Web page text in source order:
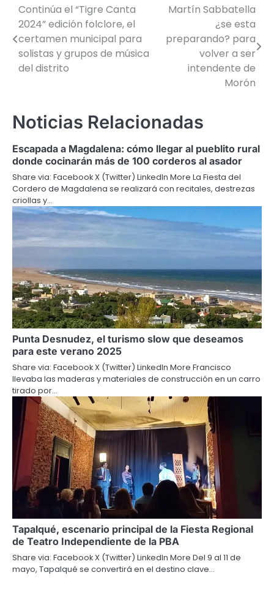
Navegación
de
entradas
Continúa el “Tigre Canta
2024” edición folclore, el
certamen municipal para
solistas y grupos de música
del distrito
Martín Sabbatella
¿se esta
preparando? para
volver a ser
intendente de
Morón
Noticias Relacionadas
Escapada a Magdalena: cómo llegar al pueblito rural
donde cocinarán más de 100 corderos al asador
Share via: Facebook X (Twitter) LinkedIn More La Fiesta del
Cordero de Magdalena se realizará con recitales, destrezas
criollas y…
Punta Desnudez, el turismo slow que deseamos
para este verano 2025
Share via: Facebook X (Twitter) LinkedIn More Francisco
llevaba las maderas y materiales de construcción en un carro
tirado por…
Tapalqué, escenario principal de la Fiesta Regional
de Teatro Independiente de la PBA
Share via: Facebook X (Twitter) LinkedIn More Del 9 al 11 de
mayo, Tapalqué se convertirá en el destino clave…